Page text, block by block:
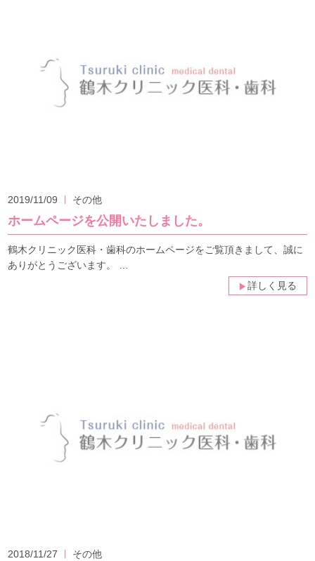
2019/11/09 その他
ホームページを公開いたしました。
鶴木クリニック医科・歯科のホームページをご覧頂きまして、誠に
ありがとうございます。 …
詳しく見る
2018/11/27 その他